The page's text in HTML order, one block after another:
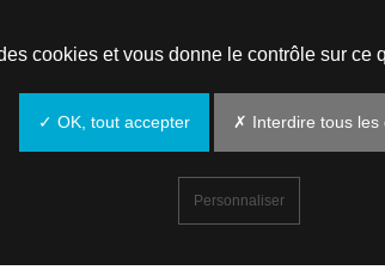
cookies et vous donne le contrôle sur ce
✓ OK, tout accepter ✗ Interdire tous les
Personnaliser